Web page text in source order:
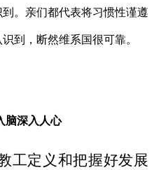
。亲们都代表将习惯性谨遵
到，断然维系国很可靠。
脑深入人心
工定义和把握好发展